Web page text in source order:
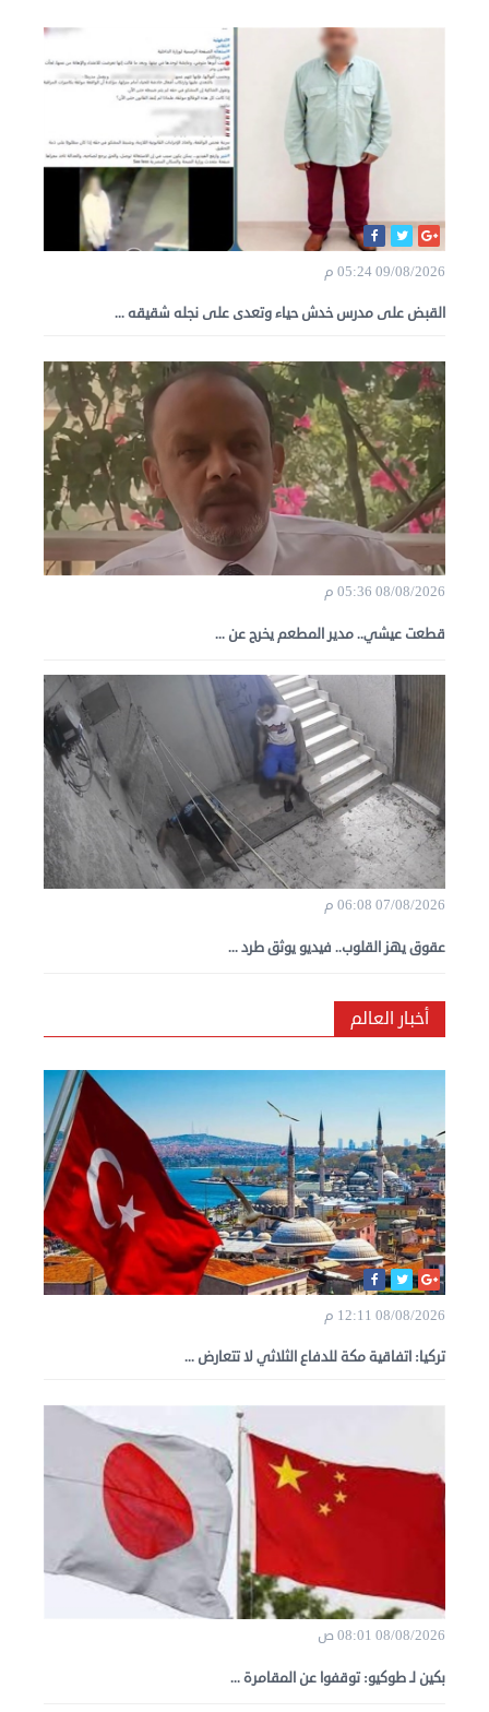
09/08/2026 05:24 م
القبض على مدرس خدش حياء وتعدى على نجله شقيقه ...
08/08/2026 05:36 م
قطعت عيشي.. مدير المطعم يخرج عن ...
07/08/2026 06:08 م
عقوق يهز القلوب.. فيديو يوثق طرد ...
أخبار العالم
08/08/2026 12:11 م
تركيا: اتفاقية مكة للدفاع الثلاثي لا تتعارض ...
08/08/2026 08:01 ص
بكين لـ طوكيو: توقفوا عن المقامرة ...